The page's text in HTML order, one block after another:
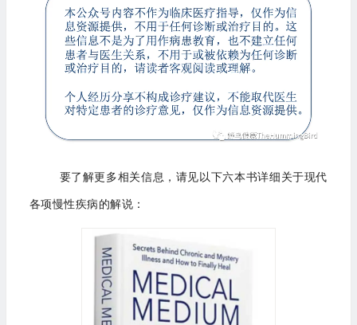
要了解更多相关信息，请见以下六本书详细关于现代
各项慢性疾病的解说：